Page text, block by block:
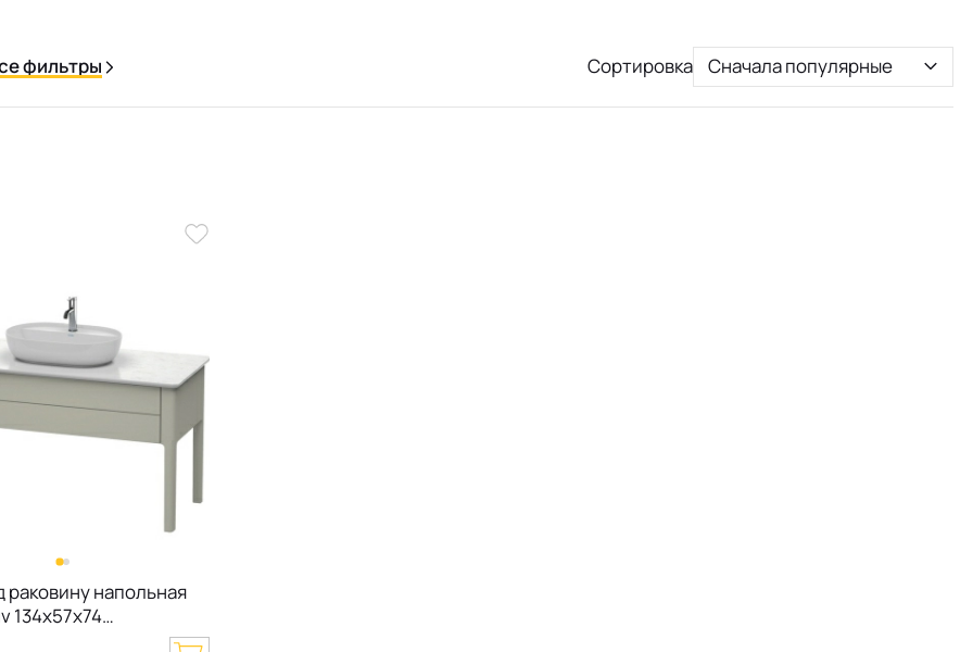
фильтры Сортировка Сначала популярные
раковину напольная
134х57х74